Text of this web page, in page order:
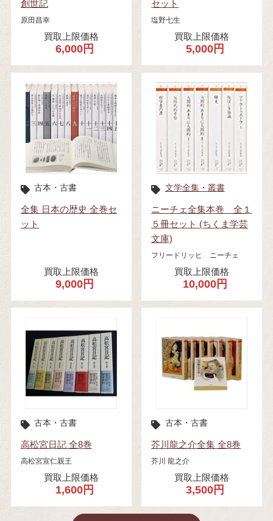
創世記
原田昌幸
買取上限価格
6,000円
セット
塩野七生
買取上限価格
5,000円
古本・古書
全集 日本の歴史 全巻セ
ット
買取上限価格
9,000円
文学全集・叢書
ニーチェ全集本巻 全１
５冊セット (ちくま学芸
文庫)
フリードリッヒ ニーチェ
買取上限価格
10,000円
古本・古書
高松宮日記 全8巻
高松宮宣仁親王
買取上限価格
1,600円
古本・古書
芥川龍之介全集 全8巻
芥川 龍之介
買取上限価格
3,500円